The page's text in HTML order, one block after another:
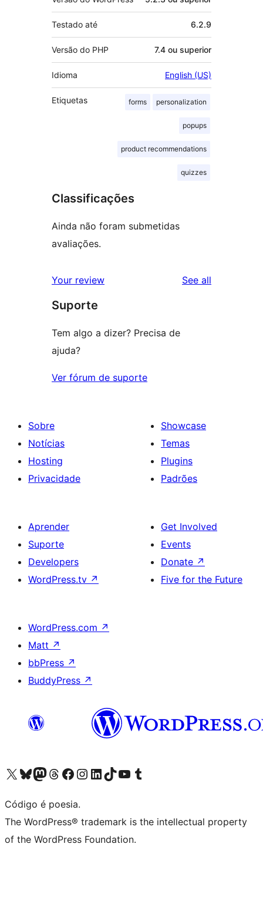
Testado até 6.2.9
Versão do PHP 7.4 ou superior
Idioma English (US)
Etiquetas forms personalization
popups
product recommendations
quizzes
Classificações
Ainda não foram submetidas
avaliações.
Your review See all
Suporte
Tem algo a dizer? Precisa de
ajuda?
Ver fórum de suporte
Sobre
Notícias
Hosting
Privacidade
Showcase
Temas
Plugins
Padrões
Aprender
Suporte
Developers
WordPress.tv ↗
Get Involved
Events
Donate ↗
Five for the Future
WordPress.com ↗
Matt ↗
bbPress ↗
BuddyPress ↗
Visite a nossa conta X (antigo Twitter)
Visit our Bluesky account
Visit our Mastodon account
Visit our Threads account
Visite a nossa página do Facebook
Visite a nossa conta no Instagram
Visite a nossa conta no LinkedIn
Visit our TikTok account
Visit our YouTube channel
Visit our Tumblr account
Código é poesia.
The WordPress® trademark is the intellectual property
of the WordPress Foundation.